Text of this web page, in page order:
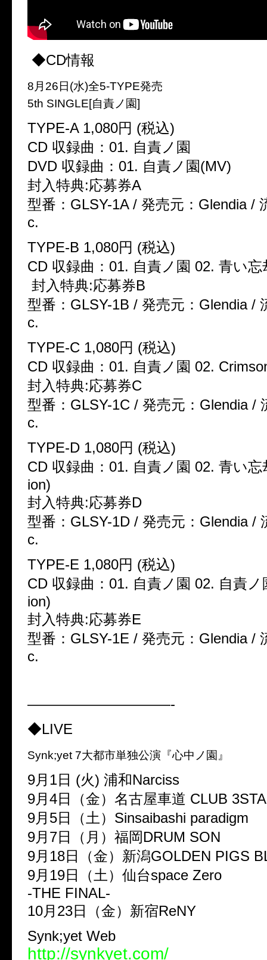
◆CD情報
8月26日(水)全5-TYPE発売
5th SINGLE[自責ノ園]
TYPE-A 1,080円 (税込)
CD 収録曲：01. 自責ノ園
DVD 収録曲：01. 自責ノ園(MV)
封入特典:応募券A
型番：GLSY-1A / 発売元：Glendia /
c.
TYPE-B 1,080円 (税込)
CD 収録曲：01. 自責ノ園 02. 青い忘
封入特典:応募券B
型番：GLSY-1B / 発売元：Glendia /
c.
TYPE-C 1,080円 (税込)
CD 収録曲：01. 自責ノ園 02.
封入特典:応募券C
型番：GLSY-1C / 発売元：Glendia /
c.
TYPE-D 1,080円 (税込)
CD 収録曲：01. 自責ノ園 02. 青い忘
ion)
封入特典:応募券D
型番：GLSY-1D / 発売元：Glendia /
c.
TYPE-E 1,080円 (税込)
CD 収録曲：01. 自責ノ園 02. 自責ノ
ion)
封入特典:応募券E
型番：GLSY-1E / 発売元：Glendia /
c.
——————————-
◆LIVE
Synk;yet 7大都市単独公演『心中ノ園』
9月1日 (火) 浦和Narciss
9月4日（金）名古屋車道 CLUB
9月5日（土）Sinsaibashi paradigm
9月7日（月）福岡DRUM SON
9月18日（金）新潟GOLDEN PIGS
9月19日（土）仙台space Zero
-THE FINAL-
10月23日（金）新宿ReNY
Synk;yet Web
http://synkyet.com/